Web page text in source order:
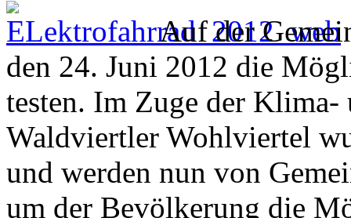
Auf der
den 24. Juni 2012 die
testen. Im Zuge der
Waldviertler Wohlviertel
und werden nun von
um der Bevölkerung die